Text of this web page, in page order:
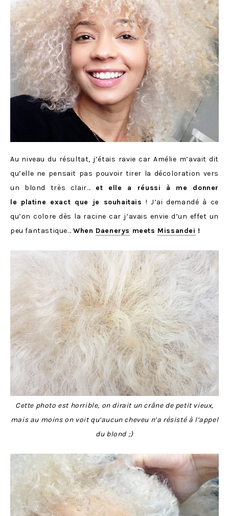
Au niveau du résultat, j’étais ravie car Amélie m’avait dit
qu’elle ne pensait pas pouvoir tirer la décoloration vers
un blond très clair… et elle a réussi à me donner
le platine exact que je souhaitais ! J’ai demandé à ce
qu’on colore dès la racine car j’avais envie d’un effet un
peu fantastique…When Daenerys meets Missandei !
Cette photo est horrible, on dirait un crâne de petit vieux,
mais au moins on voit qu’aucun cheveu n’a résisté à l’appel
du blond ;)